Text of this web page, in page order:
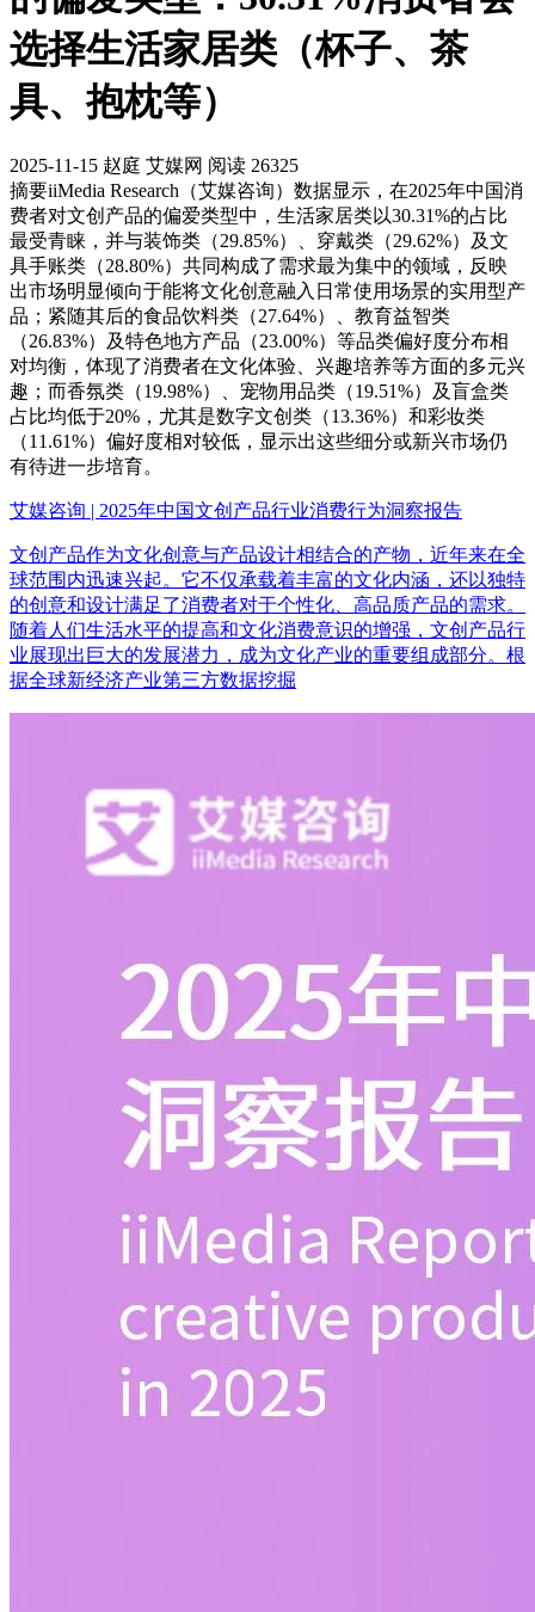
选择生活家居类（杯子、茶
具、抱枕等）
2025-11-15 赵庭 艾媒网 阅读 26325
摘要iiMedia Research（艾媒咨询）数据显示，在2025年中国消
费者对文创产品的偏爱类型中，生活家居类以30.31%的占比
最受青睐，并与装饰类（29.85%）、穿戴类（29.62%）及文
具手账类（28.80%）共同构成了需求最为集中的领域，反映
出市场明显倾向于能将文化创意融入日常使用场景的实用型产
品；紧随其后的食品饮料类（27.64%）、教育益智类
（26.83%）及特色地方产品（23.00%）等品类偏好度分布相
对均衡，体现了消费者在文化体验、兴趣培养等方面的多元兴
趣；而香氛类（19.98%）、宠物用品类（19.51%）及盲盒类
占比均低于20%，尤其是数字文创类（13.36%）和彩妆类
（11.61%）偏好度相对较低，显示出这些细分或新兴市场仍
有待进一步培育。
艾媒咨询 | 2025年中国文创产品行业消费行为洞察报告
文创产品作为文化创意与产品设计相结合的产物，近年来在全
球范围内迅速兴起。它不仅承载着丰富的文化内涵，还以独特
的创意和设计满足了消费者对于个性化、高品质产品的需求。
随着人们生活水平的提高和文化消费意识的增强，文创产品行
业展现出巨大的发展潜力，成为文化产业的重要组成部分。根
据全球新经济产业第三方数据挖掘